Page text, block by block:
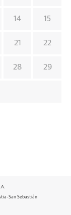
14 15
21 22
28 29
San Sebastián